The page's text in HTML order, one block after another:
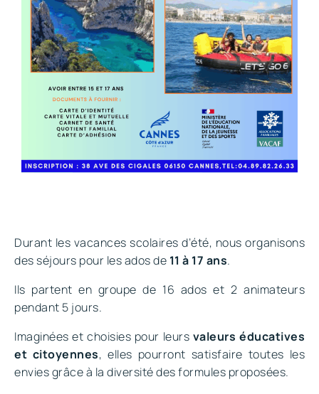
Durant les vacances scolaires d’été, nous organisons
des séjours pour les ados de 11 à 17 ans.
Ils partent en groupe de 16 ados et 2 animateurs
pendant 5 jours.
Imaginées et choisies pour leurs valeurs éducatives
et citoyennes, elles pourront satisfaire toutes les
envies grâce à la diversité des formules proposées.